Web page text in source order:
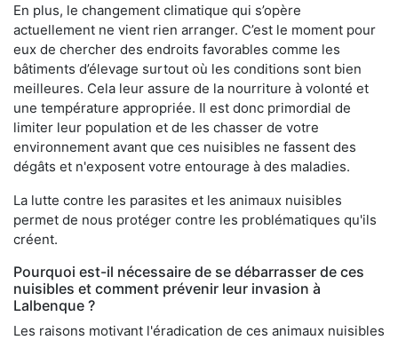
En plus, le changement climatique qui s’opère
actuellement ne vient rien arranger. C’est le moment pour
eux de chercher des endroits favorables comme les
bâtiments d’élevage surtout où les conditions sont bien
meilleures. Cela leur assure de la nourriture à volonté et
une température appropriée. Il est donc primordial de
limiter leur population et de les chasser de votre
environnement avant que ces nuisibles ne fassent des
dégâts et n'exposent votre entourage à des maladies.
La lutte contre les parasites et les animaux nuisibles
permet de nous protéger contre les problématiques qu'ils
créent.
Pourquoi est-il nécessaire de se débarrasser de ces
nuisibles et comment prévenir leur invasion à
Lalbenque ?
Les raisons motivant l'éradication de ces animaux nuisibles